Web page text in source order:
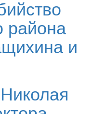
района
и